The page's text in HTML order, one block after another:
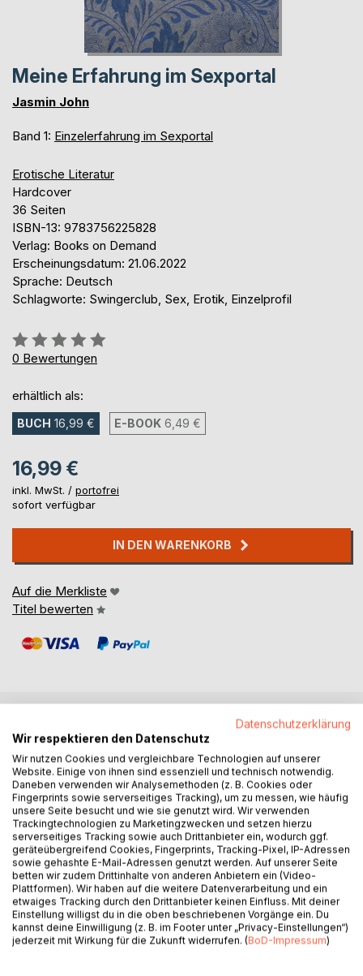
Meine Erfahrung im Sexportal
Jasmin John
Band 1: Einzelerfahrung im Sexportal
Erotische Literatur
Hardcover
36 Seiten
ISBN-13: 9783756225828
Verlag: Books on Demand
Erscheinungsdatum: 21.06.2022
Sprache: Deutsch
Schlagworte: Swingerclub, Sex, Erotik, Einzelprofil
Bewertung::
0%
0 Bewertungen
erhältlich als:
BUCH 16,99 € E-BOOK 6,49 €
16,99 €
inkl. MwSt. / portofrei
sofort verfügbar
IN DEN WARENKORB
Auf die Merkliste
Titel bewerten
BESCHREIBUNG
In den letzten 3 Monaten hat Sex eine ganz andere
Bedeutung bzw.
ein ganz anderen Stellenwert bei mir bekommen.
Ich finde es echt geil von so jungen Männern
angeschrieben zu
werden sie sind gerade mal 27 Jahre, könnten meine
Söhne sein.
AUTOR/IN
Datenschutzerklärung
Wir respektieren den Datenschutz
Wir nutzen Cookies und vergleichbare Technologien auf unserer
Website. Einige von ihnen sind essenziell und technisch notwendig.
Daneben verwenden wir Analysemethoden (z. B. Cookies oder
Fingerprints sowie serverseitiges Tracking), um zu messen, wie häufig
unsere Seite besucht und wie sie genutzt wird. Wir verwenden
Trackingtechnologien zu Marketingzwecken und setzen hierzu
serverseitiges Tracking sowie auch Drittanbieter ein, wodurch ggf.
geräteübergreifend Cookies, Fingerprints, Tracking-Pixel, IP-Adressen
sowie gehashte E-Mail-Adressen genutzt werden. Auf unserer Seite
betten wir zudem Drittinhalte von anderen Anbietern ein (Video-
Plattformen). Wir haben auf die weitere Datenverarbeitung und ein
etwaiges Tracking durch den Drittanbieter keinen Einfluss. Mit deiner
Einstellung willigst du in die oben beschriebenen Vorgänge ein. Du
kannst deine Einwilligung (z. B. im Footer unter „Privacy-Einstellungen“)
jederzeit mit Wirkung für die Zukunft widerrufen. (BoD-Impressum)